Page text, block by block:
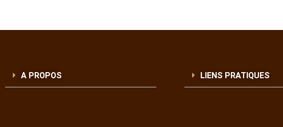
A PROPOS LIENS PRATIQUES